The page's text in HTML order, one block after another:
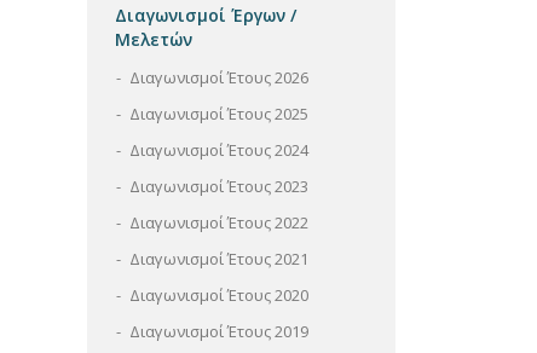
Διαγωνισμοί Έργων /
Μελετών
Διαγωνισμοί Έτους 2026
Διαγωνισμοί Έτους 2025
Διαγωνισμοί Έτους 2024
Διαγωνισμοί Έτους 2023
Διαγωνισμοί Έτους 2022
Διαγωνισμοί Έτους 2021
Διαγωνισμοί Έτους 2020
Διαγωνισμοί Έτους 2019